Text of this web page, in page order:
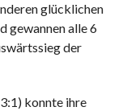
glücklichen
gewannen alle 6
der
konnte ihre